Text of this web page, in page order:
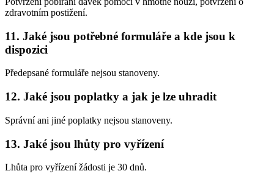
zdravotním postižení.
11. Jaké jsou potřebné formuláře a kde jsou k
dispozici
Předepsané formuláře nejsou stanoveny.
12. Jaké jsou poplatky a jak je lze uhradit
Správní ani jiné poplatky nejsou stanoveny.
13. Jaké jsou lhůty pro vyřízení
Lhůta pro vyřízení žádosti je 30 dnů.